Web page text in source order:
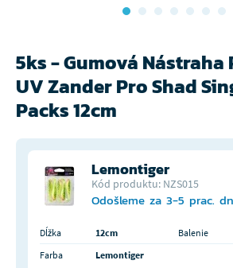
5ks - Gumová Nástraha
UV Zander Pro Shad
Packs 12cm
Lemontiger
Kód produktu: NZS015
Odošleme za 3-5 prac.
Dĺžka 12cm Balenie
Farba
Lemontiger